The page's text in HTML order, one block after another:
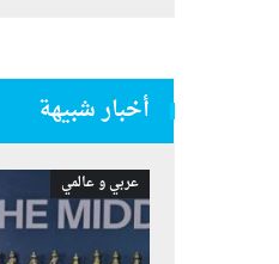
أخبار شبيهة
عربي و عالمي